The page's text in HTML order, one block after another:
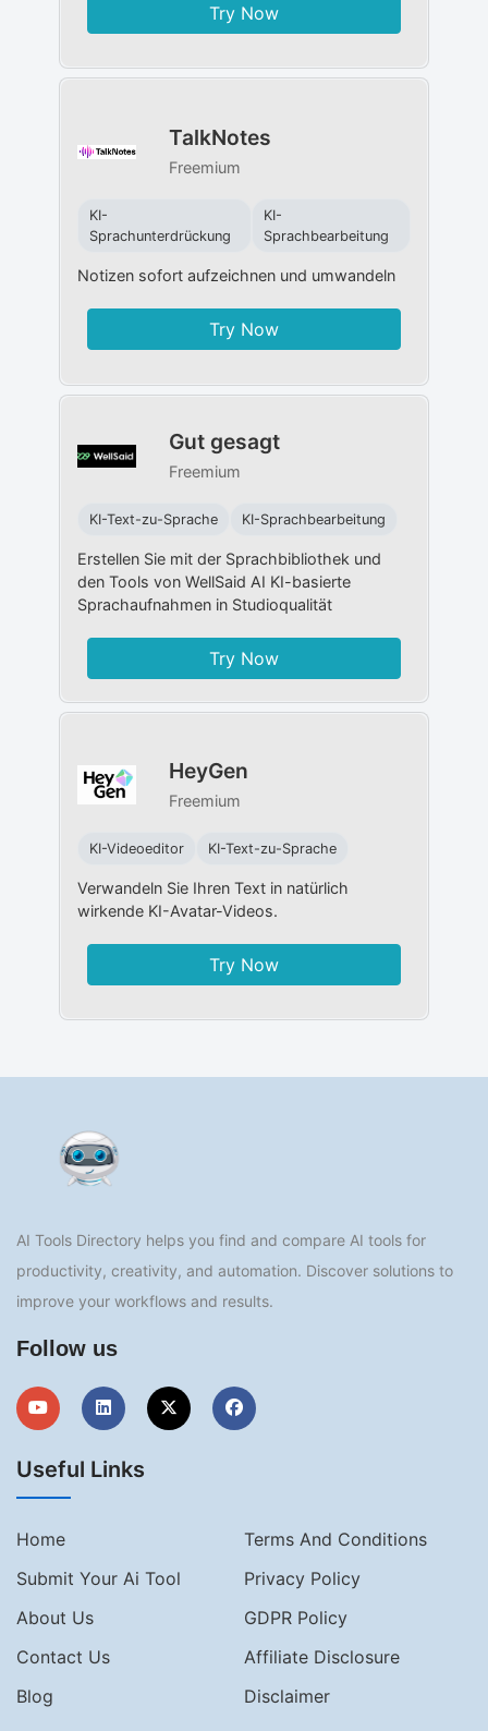
Try Now
TalkNotes
Freemium
KI-
Sprachunterdrückung
KI-
Sprachbearbeitung
Notizen sofort aufzeichnen und umwandeln
Try Now
Gut gesagt
Freemium
KI-Text-zu-Sprache KI-Sprachbearbeitung
Erstellen Sie mit der Sprachbibliothek und
den Tools von WellSaid AI KI-basierte
Sprachaufnahmen in Studioqualität
Try Now
HeyGen
Freemium
KI-Videoeditor KI-Text-zu-Sprache
Verwandeln Sie Ihren Text in natürlich
wirkende KI-Avatar-Videos.
Try Now
AI Tools Directory helps you find and compare AI tools for
productivity, creativity, and automation. Discover solutions to
improve your workflows and results.
Follow us
Useful Links
Home
Terms And Conditions
Submit Your Ai Tool
Privacy Policy
About Us
GDPR Policy
Contact Us
Affiliate Disclosure
Blog
Disclaimer